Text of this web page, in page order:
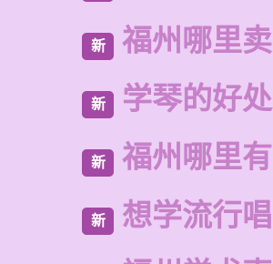
新 福州哪里
新 学琴的好
新 福州哪里
新 想学流行